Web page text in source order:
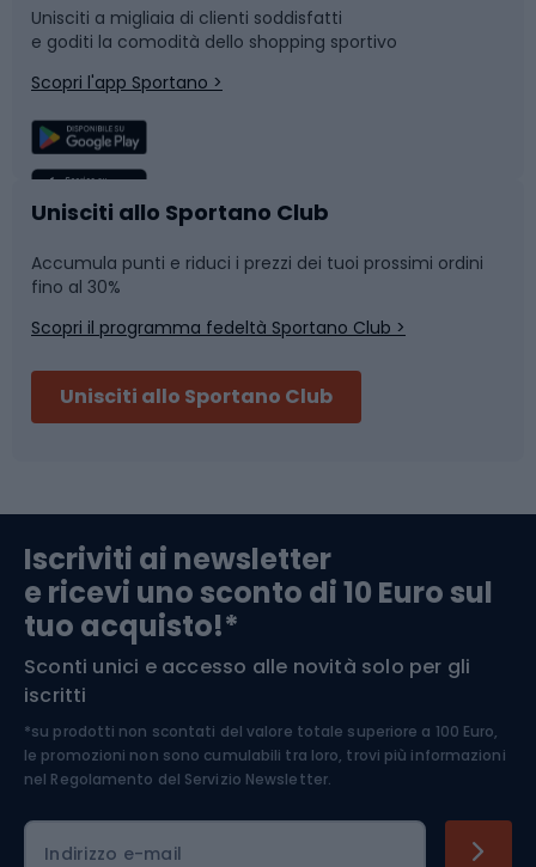
Corsa
Sport di squadra
Caschi da ciclismo
Skitouring
Abbigliamento da escursionismo
Snowboard
Camminata nordica
Nuoto
Pattinaggio
Componenti per biciclette
Arrampicata
Medicina dello sport
Abbigliamento ciclistico
Unisciti a migliaia di clienti soddisfatti
e goditi la comodità dello shopping sportivo
Scopri l'app Sportano >
Unisciti allo Sportano Club
Accumula punti e riduci i prezzi dei tuoi prossimi ordini
fino al 30%
Scopri il programma fedeltà Sportano Club >
Unisciti allo Sportano Club
Iscriviti ai newsletter
e ricevi uno sconto di 10 Euro sul
tuo acquisto!*
Sconti unici e accesso alle novità solo per gli
iscritti
*su prodotti non scontati del valore totale superiore a 100 Euro,
le promozioni non sono cumulabili tra loro, trovi più informazioni
nel Regolamento del Servizio Newsletter.
Indirizzo e-mail